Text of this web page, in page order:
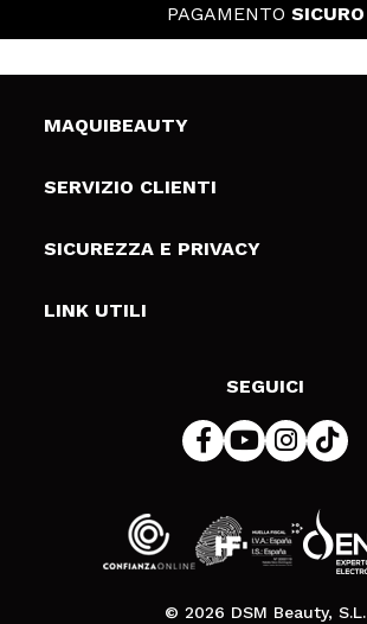
PAGAMENTO SICURO
MAQUIBEAUTY
Chi siamo
Gift Cards
SERVIZIO CLIENTI
Spedizioni & Resi
Metodi di pagamamento
SICUREZZA E PRIVACY
Termini e condizioni
LINK UTILI
SEGUICI
© 2026 DSM Beauty, S.L.